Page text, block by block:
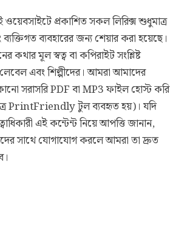
ওয়েবসাইটে প্রকাশিত সকল লিরিক্স শুধুমাত্র
ব্যক্তিগত ব্যবহারের জন্য শেয়ার করা হয়েছে।
কথার মূল স্বত্ব বা কপিরাইট সংশ্লিষ্ট
এবং শিল্পীদের। আমরা আমাদের
সরাসরি PDF বা MP3 ফাইল হোস্ট করি
PrintFriendly টুল ব্যবহৃত হয়)। যদি
এই কন্টেন্ট নিয়ে আপত্তি জানান,
সাথে যোগাযোগ করলে আমরা তা দ্রুত